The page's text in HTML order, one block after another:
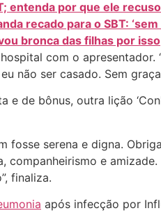
entenda por que ele
recado para o SBT:
bronca das filhas por isso
com o
não ser casado. Sem
e de bônus, outra lição
serena e digna.
companheirismo e
finaliza.
após infecção por